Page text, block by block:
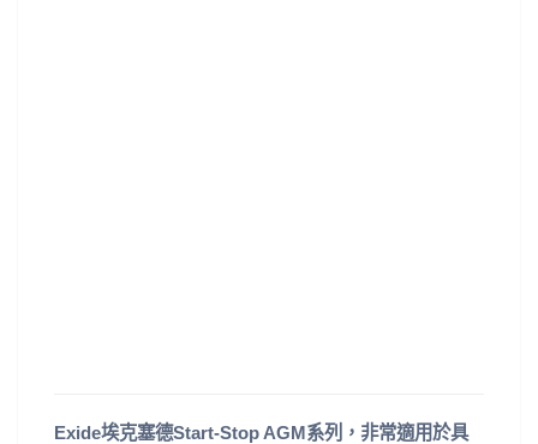
Exide埃克塞德Start-Stop AGM系列，非常適用於具